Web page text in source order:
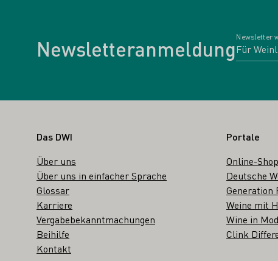
Newsletteranmeldung
Newsletter
Fußbereich
Das DWI
Über uns
Über uns in einfacher Sprache
Glossar
Karriere
Vergabebekanntmachungen
Beihilfe
Kontakt
Portale
Online-Shop
Deutsche
Generation
Weine mit
Wine in
Clink